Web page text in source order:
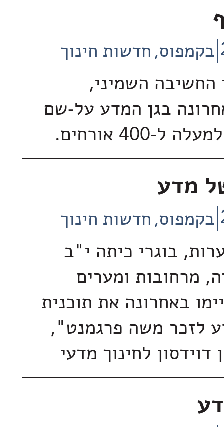
בקמפוס חדשות חינוך
החשיבה השמיני,
בגן המדע על-שם
400 אורחים.
מדע
בקמפוס חדשות חינוך
בוגרי כיתה י"ב
מרחובות ומערים
באחרונה את תוכנית
לזכר משה פרגמנט",
לחינוך מדעי